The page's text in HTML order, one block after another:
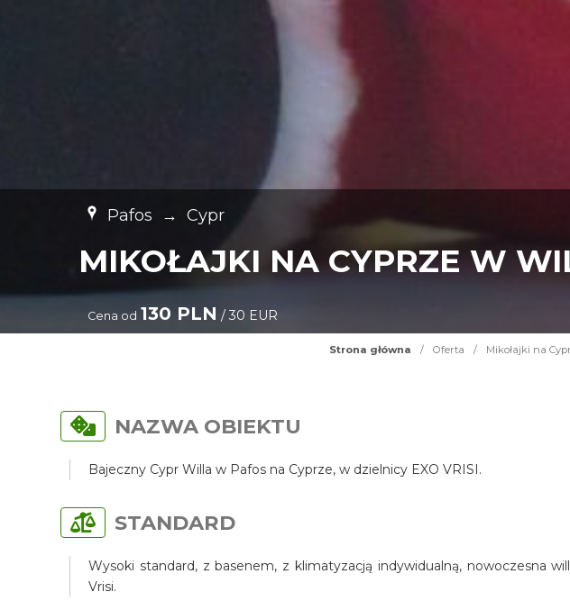
Pafos → Cypr
MIKOŁAJKI NA CYPRZE W
Cena od 130 PLN / 30 EUR
Strona główna / Oferta / Mikołajki na
NAZWA OBIEKTU
Bajeczny Cypr Willa w Pafos na Cyprze, w dzielnicy EXO VRISI.
STANDARD
Wysoki standard, z basenem, z klimatyzacją indywidualną, nowoczesna
Vrisi.